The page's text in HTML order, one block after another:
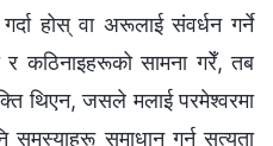
होस् वा अरूलाई संवर्धन गर्ने
कठिनाइहरूको सामना गरेँ, तब
थिएन, जसले मलाई परमेश्‍वरमा
समस्याहरू समाधान गर्न सत्यता